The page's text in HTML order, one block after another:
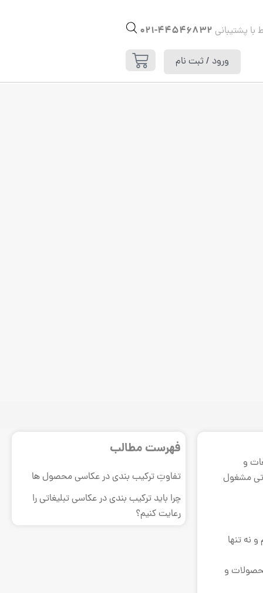
با پشتیبانی 44546832-021
ورود / ثبت نام
و
مشغول
نه تنها
محصولات و
فهرست مطالب
تفاوتِ ترکیب بندی در عکاسی محصول ها
چرا باید ترکیب بندی در عکاسی تبلیغاتی را
رعایت کنیم؟